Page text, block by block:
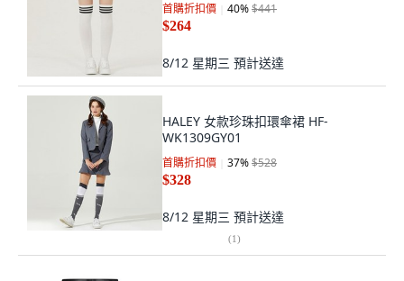
首購折扣價 40%$441
$264
8/12 星期三 預計送達
HALEY 女款珍珠扣環傘裙 HF-
WK1309GY01
首購折扣價 37%$528
$328
8/12 星期三 預計送達
(1)